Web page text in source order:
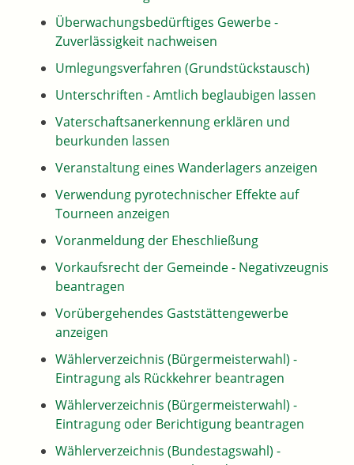
Überwachungsbedürftiges Gewerbe -
Zuverlässigkeit nachweisen
Umlegungsverfahren (Grundstückstausch)
Unterschriften - Amtlich beglaubigen lassen
Vaterschaftsanerkennung erklären und
beurkunden lassen
Veranstaltung eines Wanderlagers anzeigen
Verwendung pyrotechnischer Effekte auf
Tourneen anzeigen
Voranmeldung der Eheschließung
Vorkaufsrecht der Gemeinde - Negativzeugnis
beantragen
Vorübergehendes Gaststättengewerbe
anzeigen
Wählerverzeichnis (Bürgermeisterwahl) -
Eintragung als Rückkehrer beantragen
Wählerverzeichnis (Bürgermeisterwahl) -
Eintragung oder Berichtigung beantragen
Wählerverzeichnis (Bundestagswahl) -